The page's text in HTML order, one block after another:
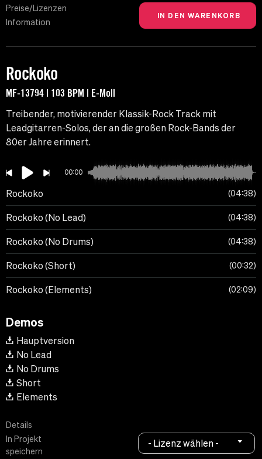
Preise/Lizenzen
Information
Rockoko
MF-13794 | 103 BPM | E-Moll
Treibender, motivierender Klassik-Rock Track mit
Leadgitarren-Solos, der an die großen Rock-Bands der
80er Jahre erinnert.
00:00
Rockoko 04:38
Rockoko (No Lead) 04:38
Rockoko (No Drums) 04:38
Rockoko (Short) 00:32
Rockoko (Elements) 02:09
Demos
Hauptversion
No Lead
No Drums
Short
Elements
Details
In Projekt
speichern
- Lizenz wählen -